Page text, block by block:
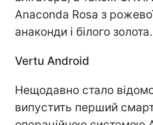
Anaconda Rosa з
анаконди і білого золота.
Vertu Android
Нещодавно стало
випустить перший